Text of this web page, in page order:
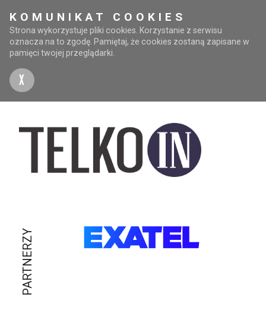
KOMUNIKAT COOKIES
Strona wykorzystuje pliki cookies. Korzystanie z serwisu
oznacza na to zgodę. Pamiętaj, że cookies zostaną zapisane w
pamięci twojej przeglądarki.
X
PARTNERZY